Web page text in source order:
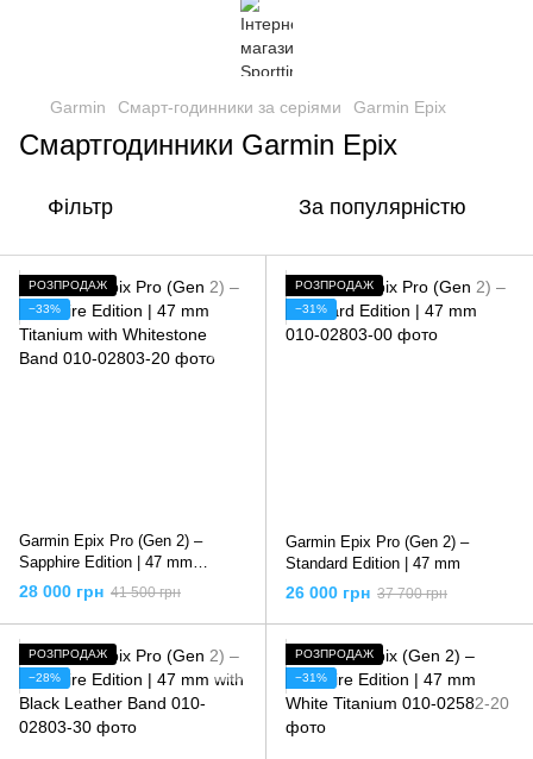
Garmin Смарт-годинники за серіями Garmin Epix
Смартгодинники Garmin Epix
Фільтр За популярністю
РОЗПРОДАЖ
−33%
Garmin Epix Pro (Gen 2) –
Sapphire Edition | 47 mm
Titanium with Whitestone Band
28 000 грн 41 500 грн
РОЗПРОДАЖ
−31%
Garmin Epix Pro (Gen 2) –
Standard Edition | 47 mm
26 000 грн 37 700 грн
РОЗПРОДАЖ
−28%
РОЗПРОДАЖ
−31%